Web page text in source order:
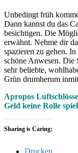
Unbedingt früh
Dann kannst du das
besichtigen. Die
erwähnt. Nehme dir
spazieren zu gehen.
schöne Anwesen. Die
sehr beliebte,
Grün drumherum
Apropos
Geld keine Rolle
Sharing is Caring:
Drucken